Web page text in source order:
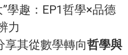
”學趣：EP1哲學×品德
力
享其從數學轉向哲學與